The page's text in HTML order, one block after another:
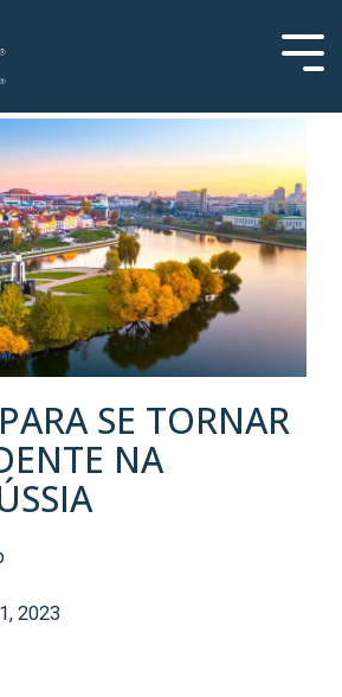
SE TORNAR
NA
2023